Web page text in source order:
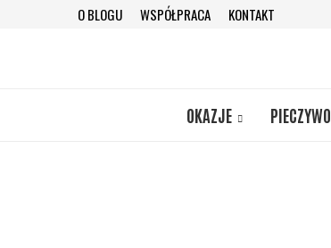
O BLOGU WSPÓŁPRACA KONTAKT
OKAZJE PIECZYWO